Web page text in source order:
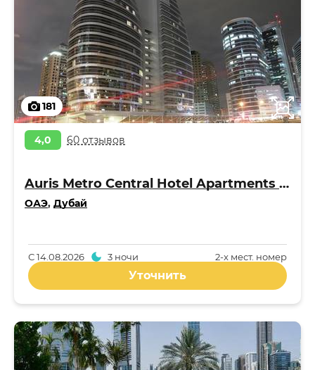
181
4,0 60 отзывов
Auris Metro Central Hotel Apartments 4*
ОАЭ, Дубай
2-x мест. номер
С14.08.2026 3 ночи
Уточнить